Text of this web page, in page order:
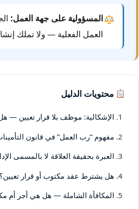
المسؤولية على جهة العمل:
العمل الفعلية — ولا تملك
محتويات الدليل
الإشكالية: موظف بلا قرار تعيين —
مفهوم “رب العمل” في قانون
العبرة بحقيقة العلاقة لا بالمسمى
هل يشترط عقد مكتوب أو قرار تعيين؟
المكافأة الشاملة — هل هي أجر أم